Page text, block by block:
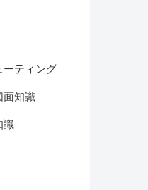
ーティング
面知識
識